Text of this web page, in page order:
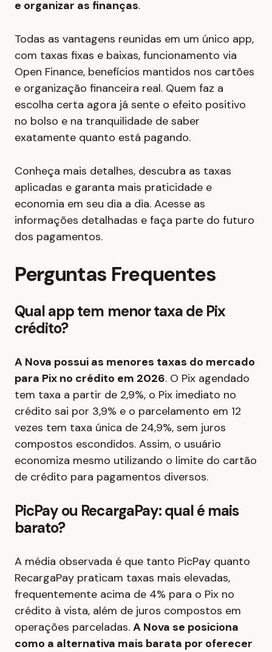
e organizar as finanças.
Todas as vantagens reunidas em um único app,
com taxas fixas e baixas, funcionamento via
Open Finance, benefícios mantidos nos cartões
e organização financeira real. Quem faz a
escolha certa agora já sente o efeito positivo
no bolso e na tranquilidade de saber
exatamente quanto está pagando.
Conheça mais detalhes, descubra as taxas
aplicadas e garanta mais praticidade e
economia em seu dia a dia. Acesse as
informações detalhadas e faça parte do futuro
dos pagamentos.
Perguntas Frequentes
Qual app tem menor taxa de Pix
crédito?
A Nova possui as menores taxas do mercado
para Pix no crédito em 2026. O Pix agendado
tem taxa a partir de 2,9%, o Pix imediato no
crédito sai por 3,9% e o parcelamento em 12
vezes tem taxa única de 24,9%, sem juros
compostos escondidos. Assim, o usuário
economiza mesmo utilizando o limite do cartão
de crédito para pagamentos diversos.
PicPay ou RecargaPay: qual é mais
barato?
A média observada é que tanto PicPay quanto
RecargaPay praticam taxas mais elevadas,
frequentemente acima de 4% para o Pix no
crédito à vista, além de juros compostos em
operações parceladas. A Nova se posiciona
como a alternativa mais barata por oferecer